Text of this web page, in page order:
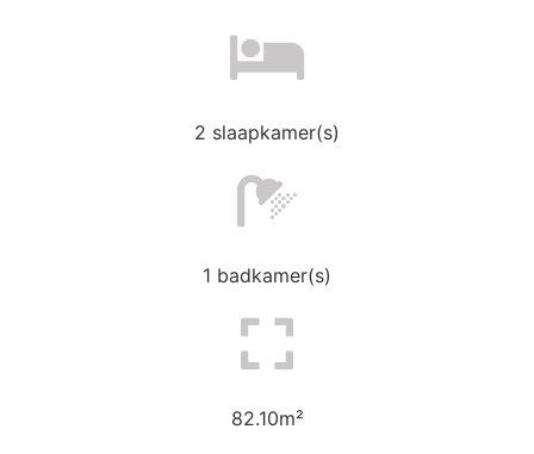
2 slaapkamer(s)
1 badkamer(s)
82.10m²